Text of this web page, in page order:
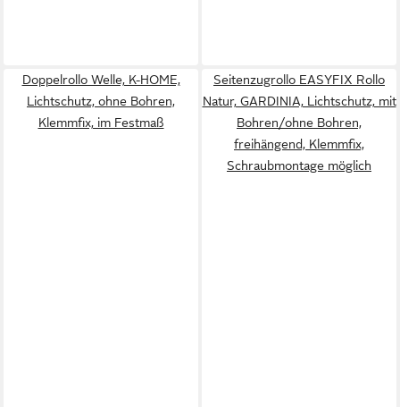
Doppelrollo Welle, K-HOME,
Lichtschutz, ohne Bohren,
Klemmfix, im Festmaß
Seitenzugrollo EASYFIX Rollo
Natur, GARDINIA, Lichtschutz, mit
Bohren/ohne Bohren,
freihängend, Klemmfix,
Schraubmontage möglich